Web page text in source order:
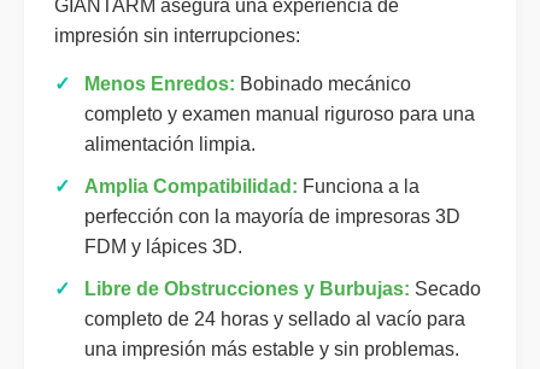
GIANTARM asegura una experiencia de
impresión sin interrupciones:
✓ Menos Enredos: Bobinado mecánico
completo y examen manual riguroso para una
alimentación limpia.
✓ Amplia Compatibilidad: Funciona a la
perfección con la mayoría de impresoras 3D
FDM y lápices 3D.
✓ Libre de Obstrucciones y Burbujas: Secado
completo de 24 horas y sellado al vacío para
una impresión más estable y sin problemas.